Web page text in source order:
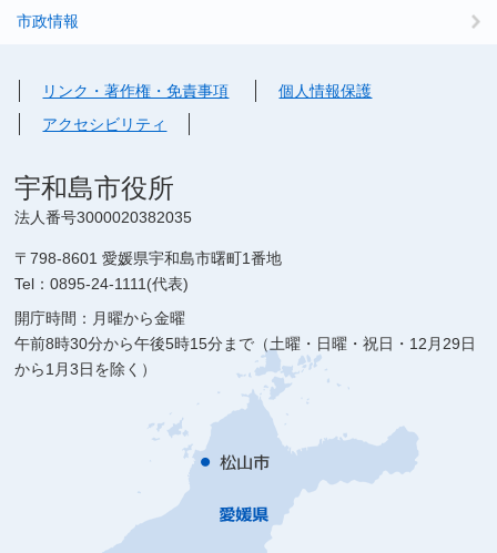
市政情報
リンク・著作権・免責事項
個人情報保護
アクセシビリティ
宇和島市役所
法人番号3000020382035
〒798-8601 愛媛県宇和島市曙町1番地
Tel：0895-24-1111(代表)
開庁時間：月曜から金曜
午前8時30分から午後5時15分まで（土曜・日曜・祝日・12月29日
から1月3日を除く）